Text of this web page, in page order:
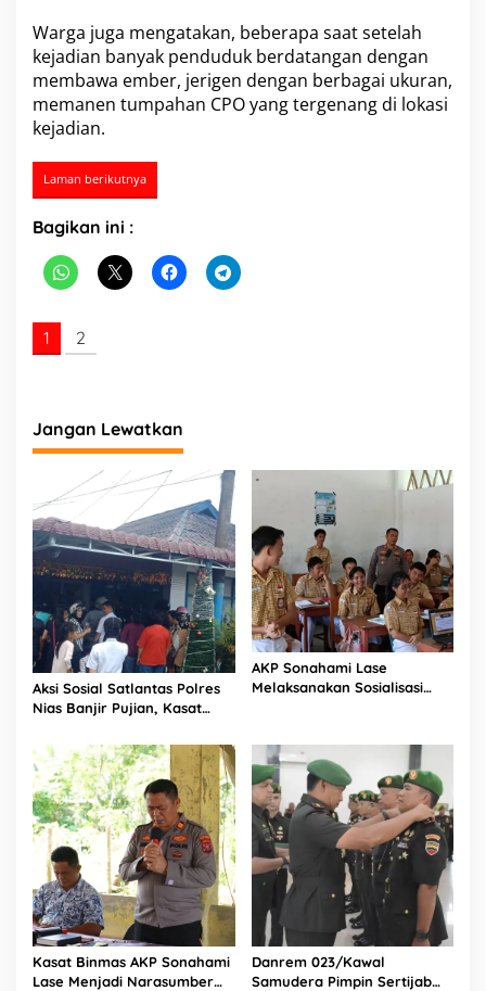
a
k
Warga juga mengatakan, beberapa saat setelah
kejadian banyak penduduk berdatangan dengan
membawa ember, jerigen dengan berbagai ukuran,
memanen tumpahan CPO yang tergenang di lokasi
kejadian.
Laman berikutnya
Bagikan ini :
1 2
Jangan Lewatkan
Aksi Sosial Satlantas Polres
Nias Banjir Pujian, Kasat
Bagikan 1.000 Dus Kopi
Fresco untuk Warga di
Tengah Sulitnya Ekonomi
AKP Sonahami Lase
Melaksanakan Sosialisasi
Selatan
Kasat Binmas AKP Sonahami
Lase Menjadi Narasumber
Danrem 023/Kawal
Samudera Pimpin Sertijab